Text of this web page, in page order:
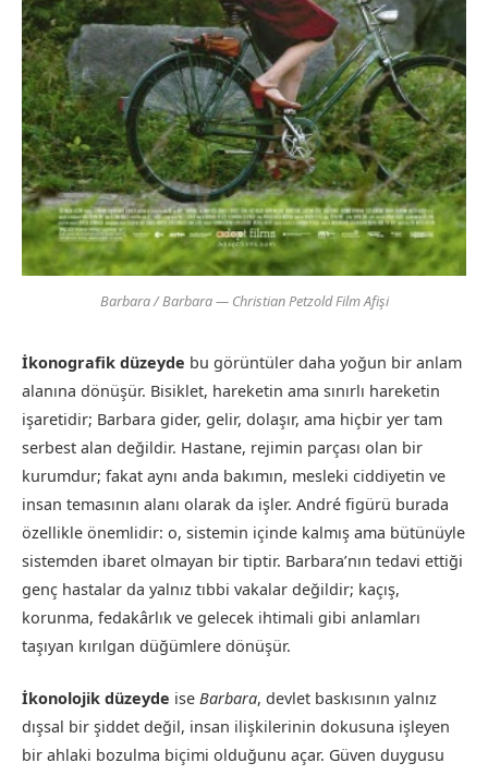
Barbara / Barbara — Christian Petzold Film Afişi
İkonografik düzeyde bu görüntüler daha yoğun bir anlam
alanına dönüşür. Bisiklet, hareketin ama sınırlı hareketin
işaretidir; Barbara gider, gelir, dolaşır, ama hiçbir yer tam
serbest alan değildir. Hastane, rejimin parçası olan bir
kurumdur; fakat aynı anda bakımın, mesleki ciddiyetin ve
insan temasının alanı olarak da işler. André figürü burada
özellikle önemlidir: o, sistemin içinde kalmış ama bütünüyle
sistemden ibaret olmayan bir tiptir. Barbara’nın tedavi ettiği
genç hastalar da yalnız tıbbi vakalar değildir; kaçış,
korunma, fedakârlık ve gelecek ihtimali gibi anlamları
taşıyan kırılgan düğümlere dönüşür.
İkonolojik düzeyde ise Barbara, devlet baskısının yalnız
dışsal bir şiddet değil, insan ilişkilerinin dokusuna işleyen
bir ahlaki bozulma biçimi olduğunu açar. Güven duygusu